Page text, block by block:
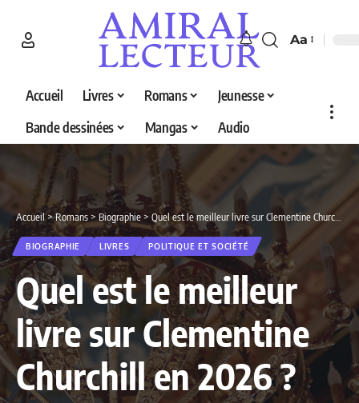
Aa
Accueil Livres Romans
Jeunesse
Bande dessinées
Mangas Audio
Accueil>Romans> Biographie> Quel est le meilleur livre sur Clementine Churchill en 2026 ? Découvrez nos 2 sélections
BIOGRAPHIE LIVRES POLITIQUE ET SOCIÉTÉ
Quel est le meilleur
livre sur Clementine
Churchill en 2026 ?